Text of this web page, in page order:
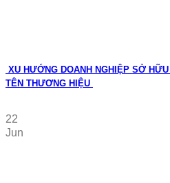
XU HƯỚNG DOANH NGHIỆP SỞ
TÊN THƯƠNG HIỆU
22
Jun